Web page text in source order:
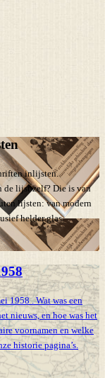
inlijsten.
de lijst zelf? Die is van
lijsten: van modern
helder glas.
1958 . Wat was een
nieuws, en hoe was het
voornamen en welke
historie pagina’s.